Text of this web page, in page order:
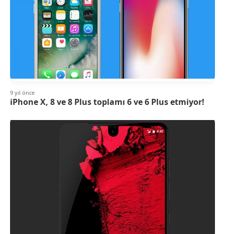
9 yıl önce
iPhone X, 8 ve 8 Plus toplamı 6 ve 6 Plus etmiyor!